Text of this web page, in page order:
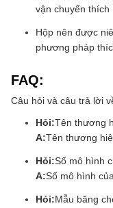
vận chuyển thích
Hộp nên được
phương pháp
FAQ:
Câu hỏi và câu trả lời
Hỏi:Tên thương
A:Tên thương
Hỏi:Số mô hình
A:Số mô hình
Hỏi:Mẫu băng